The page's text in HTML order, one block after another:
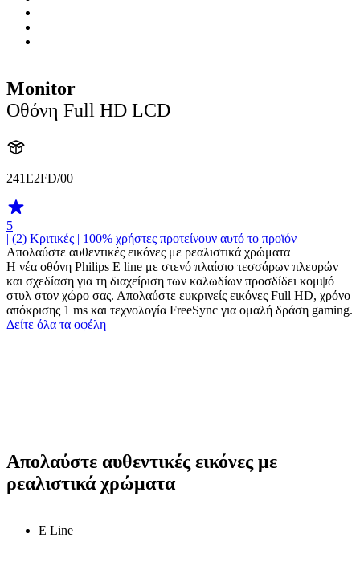
Monitor
Οθόνη Full HD LCD
241E2FD/00
5
| (2) Κριτικές | 100% χρήστες προτείνουν αυτό το προϊόν
Απολαύστε αυθεντικές εικόνες με ρεαλιστικά χρώματα
Η νέα οθόνη Philips E line με στενό πλαίσιο τεσσάρων πλευρών
και σχεδίαση για τη διαχείριση των καλωδίων προσδίδει κομψό
στυλ στον χώρο σας. Απολαύστε ευκρινείς εικόνες Full HD, χρόνο
απόκρισης 1 ms και τεχνολογία FreeSync για ομαλή δράση gaming.
Δείτε όλα τα οφέλη
Απολαύστε αυθεντικές εικόνες με
ρεαλιστικά χρώματα
E Line